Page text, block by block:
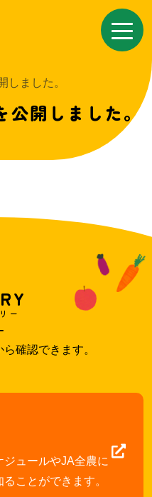
しました。
公開しました。
ー
確認できます。
ジュールやJA全農に
ことができます。